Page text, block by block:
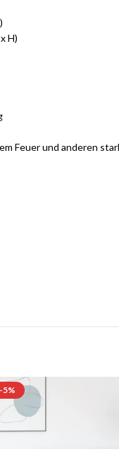
H)
Feuer und anderen
-5%